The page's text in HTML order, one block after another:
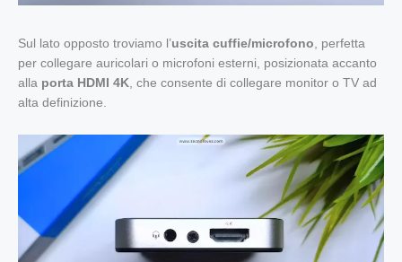
Sul lato opposto troviamo l’uscita cuffie/microfono, perfetta
per collegare auricolari o microfoni esterni, posizionata accanto
alla porta HDMI 4K, che consente di collegare monitor o TV ad
alta definizione.